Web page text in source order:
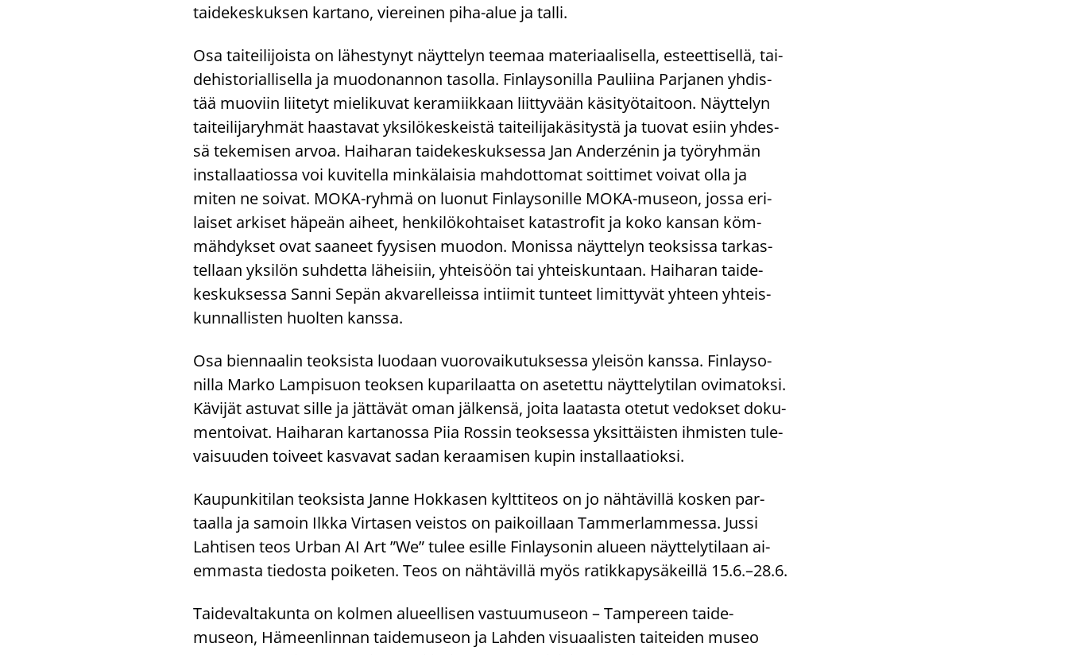
tai­de­kes­kuk­sen kar­ta­no, vie­rei­nen piha-​alue ja talli.
Osa tai­tei­li­jois­ta on lä­hes­ty­nyt näyt­te­lyn tee­maa ma­te­ri­aa­li­sel­la, es­teet­ti­sel­lä, tai­
de­his­to­rial­li­sel­la ja muo­don­an­non ta­sol­la. Fin­lay­so­nil­la Pau­lii­na Par­ja­nen yh­dis­
tää muo­viin lii­te­tyt mie­li­ku­vat ke­ra­miik­kaan liit­ty­vään kä­si­työ­tai­toon. Näyt­te­lyn
tai­tei­li­ja­ryh­mät haas­ta­vat yk­si­lö­kes­keis­tä tai­tei­li­ja­kä­si­tys­tä ja tuo­vat esiin yh­des­
sä te­ke­mi­sen arvoa. Hai­ha­ran tai­de­kes­kuk­ses­sa Jan Anderzénin ja työ­ryh­män
ins­tal­laa­tios­sa voi ku­vi­tel­la min­kä­lai­sia mah­dot­to­mat soit­ti­met voi­vat olla ja
miten ne soi­vat. MOKA-​ryhmä on luo­nut Fin­lay­so­nil­le MOKA-​museon, jossa eri­
lai­set ar­ki­set hä­peän ai­heet, hen­ki­lö­koh­tai­set ka­ta­stro­fit ja koko kan­san köm­
mäh­dyk­set ovat saa­neet fyy­si­sen muo­don. Mo­nis­sa näyt­te­lyn teok­sis­sa tar­kas­
tel­laan yk­si­lön suh­det­ta lä­hei­siin, yh­tei­söön tai yh­teis­kun­taan. Hai­ha­ran tai­de­
kes­kuk­ses­sa Sanni Sepän akva­rel­leis­sa in­tii­mit tun­teet li­mit­ty­vät yh­teen yh­teis­
kun­nal­lis­ten huol­ten kans­sa.
Osa bien­naa­lin teok­sis­ta luo­daan vuo­ro­vai­ku­tuk­ses­sa ylei­sön kans­sa. Fin­lay­so­
nil­la Marko Lam­pi­suon teok­sen ku­pa­ri­laat­ta on ase­tet­tu näyt­te­ly­ti­lan ovi­ma­tok­si.
Kä­vi­jät as­tu­vat sille ja jät­tä­vät oman jäl­ken­sä, joita laa­tas­ta ote­tut ve­dok­set do­ku­
men­toi­vat. Hai­ha­ran kar­ta­nos­sa Piia Ros­sin teok­ses­sa yk­sit­täis­ten ih­mis­ten tu­le­
vai­suu­den toi­veet kas­va­vat sadan ke­raa­mi­sen kupin ins­tal­laa­tiok­si.
Kau­pun­ki­ti­lan teok­sis­ta Janne Hok­ka­sen kylt­ti­teos on jo näh­tä­vil­lä kos­ken par­
taal­la ja sa­moin Ilkka Vir­ta­sen veis­tos on pai­koil­laan Tam­mer­lam­mes­sa. Jussi
Lah­ti­sen teos Urban AI Art ”We” tulee esil­le Fin­lay­so­nin alu­een näyt­te­ly­ti­laan ai­
em­mas­ta tie­dos­ta poi­ke­ten. Teos on näh­tä­vil­lä myös ra­tik­ka­py­sä­keil­lä 15.6.–28.6.
Tai­de­val­ta­kun­ta on kol­men alu­eel­li­sen vas­tuu­museon – Tam­pe­reen tai­de­
museon, Hä­meen­lin­nan tai­de­museon ja Lah­den vi­su­aa­lis­ten tai­tei­den museo